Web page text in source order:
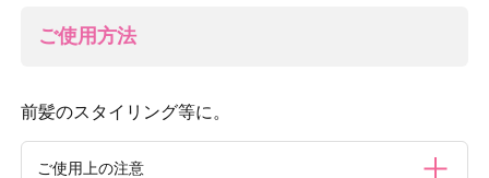
ご使用方法
前髪のスタイリング等に。
ご使用上の注意